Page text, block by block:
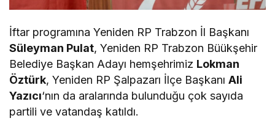
İftar programına Yeniden RP Trabzon İl Başkanı
Süleyman Pulat, Yeniden RP Trabzon Büükşehir
Belediye Başkan Adayı hemşehrimiz Lokman
Öztürk, Yeniden RP Şalpazarı İlçe BaşkanıAli
Yazıcı‘nın da aralarında bulunduğu çok sayıda
partili ve vatandaş katıldı.